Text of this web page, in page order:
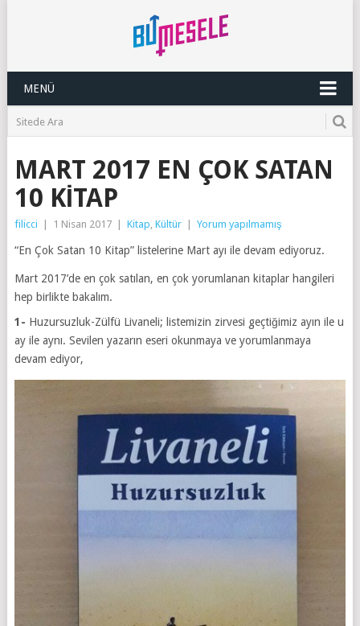
MENÜ
MART 2017 EN ÇOK SATAN
10 KITAP
filicci 1 Nisan 2017 Kitap, Kültür Yorum yapılmamış
“En Çok Satan 10 Kitap” listelerine Mart ayı ile devam ediyoruz.
Mart 2017’de en çok satılan, en çok yorumlanan kitaplar hangileri
hep birlikte bakalım.
1- Huzursuzluk-Zülfü Livaneli; listemizin zirvesi geçtiğimiz ayın ile u
ay ile aynı. Sevilen yazarın eseri okunmaya ve yorumlanmaya
devam ediyor,